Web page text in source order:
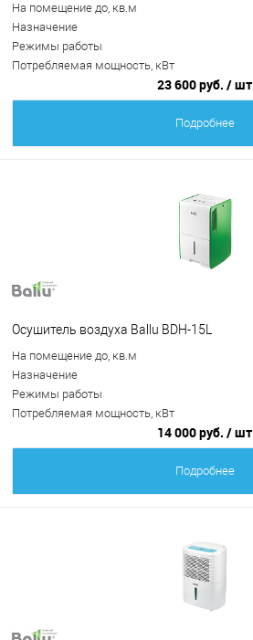
На помещение до, кв.м
Назначение
Режимы работы
Потребляемая мощность, кВт
23 600 руб. / шт
Подробнее
Осушитель воздуха Ballu BDH-15L
На помещение до, кв.м
Назначение
Режимы работы
Потребляемая мощность, кВт
14 000 руб. / шт
Подробнее